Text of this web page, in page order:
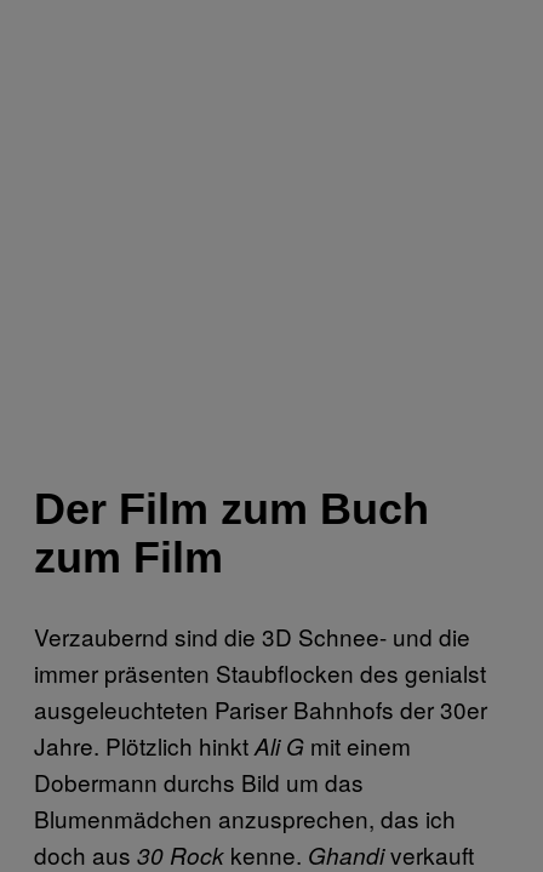
Der Film zum Buch
zum Film
Verzaubernd sind die 3D Schnee- und die
immer präsenten Staubflocken des genialst
ausgeleuchteten Pariser Bahnhofs der 30er
Jahre. Plötzlich hinktAli G mit einem
Dobermann durchs Bild um das
Blumenmädchen anzusprechen, das ich
doch aus 30 Rock kenne. Ghandiverkauft